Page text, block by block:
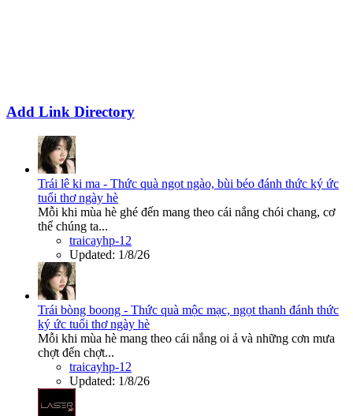
Add Link Directory
Trái lê ki ma - Thức quà ngọt ngào, bùi béo đánh thức ký ức
tuổi thơ ngày hè
Mỗi khi mùa hè ghé đến mang theo cái nắng chói chang, cơ
thể chúng ta...
traicayhp-12
Updated: 1/8/26
Trái bòng boong - Thức quà mộc mạc, ngọt thanh đánh thức
ký ức tuổi thơ ngày hè
Mỗi khi mùa hè mang theo cái nắng oi ả và những cơn mưa
chợt đến chợt...
traicayhp-12
Updated: 1/8/26